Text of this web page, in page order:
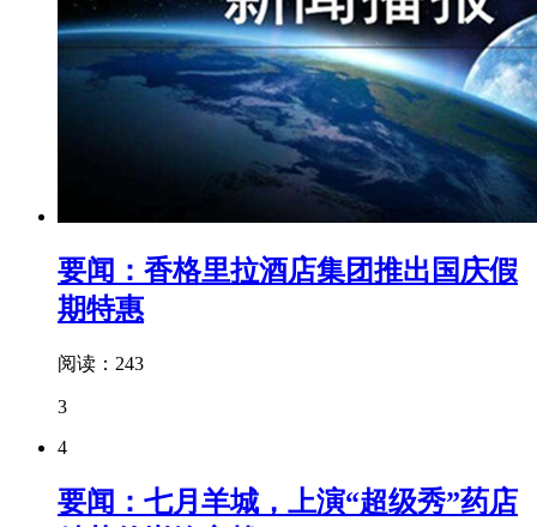
要闻：香格里拉酒店集团推出国庆假
期特惠
阅读：243
3
4
要闻：七月羊城，上演“超级秀”药店